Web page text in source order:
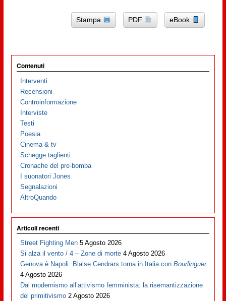
Stampa PDF eBook
Contenuti
Interventi
Recensioni
Controinformazione
Interviste
Testi
Poesia
Cinema & tv
Schegge taglienti
Cronache del pre-bomba
I suonatori Jones
Segnalazioni
AltroQuando
Articoli recenti
Street Fighting Men 5 Agosto 2026
Si alza il vento / 4 – Zone di morte 4 Agosto 2026
Genova è Napoli: Blaise Cendrars torna in Italia conBourlinguer
4 Agosto 2026
Dal modernismo all’attivismo femminista: la risemantizzazione
del primitivismo 2 Agosto 2026